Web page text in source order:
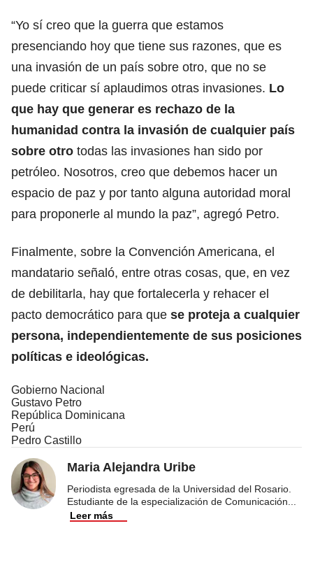
“Yo sí creo que la guerra que estamos
presenciando hoy que tiene sus razones, que es
una invasión de un país sobre otro, que no se
puede criticar sí aplaudimos otras invasiones. Lo
que hay que generar es rechazo de la
humanidad contra la invasión de cualquier país
sobre otro todas las invasiones han sido por
petróleo. Nosotros, creo que debemos hacer un
espacio de paz y por tanto alguna autoridad moral
para proponerle al mundo la paz”, agregó Petro.
Finalmente, sobre la Convención Americana, el
mandatario señaló, entre otras cosas, que, en vez
de debilitarla, hay que fortalecerla y rehacer el
pacto democrático para que se proteja a cualquier
persona, independientemente de sus posiciones
políticas e ideológicas.
Gobierno Nacional
Gustavo Petro
República Dominicana
Perú
Pedro Castillo
Maria Alejandra Uribe
Periodista egresada de la Universidad del Rosario.
Estudiante de la especialización de Comunicación
Leer más